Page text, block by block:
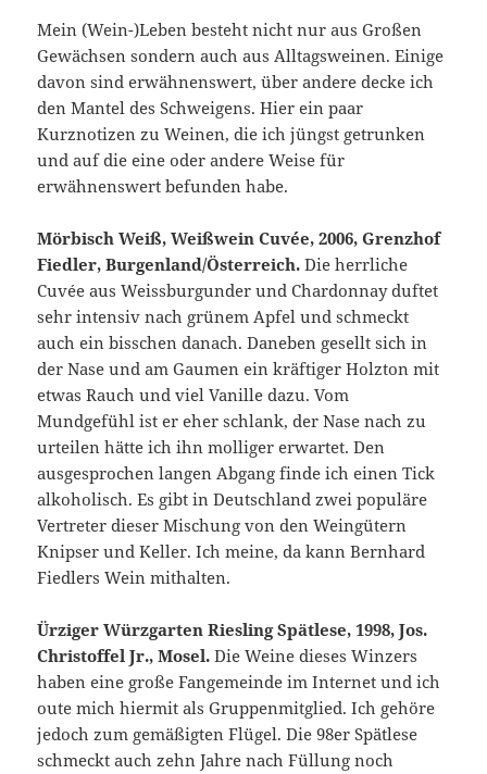
Mein (Wein-)Leben besteht nicht nur aus Großen
Gewächsen sondern auch aus Alltagsweinen. Einige
davon sind erwähnenswert, über andere decke ich
den Mantel des Schweigens. Hier ein paar
Kurznotizen zu Weinen, die ich jüngst getrunken
und auf die eine oder andere Weise für
erwähnenswert befunden habe.
Mörbisch Weiß, Weißwein Cuvée, 2006, Grenzhof
Fiedler, Burgenland/Österreich. Die herrliche
Cuvée aus Weissburgunder und Chardonnay duftet
sehr intensiv nach grünem Apfel und schmeckt
auch ein bisschen danach. Daneben gesellt sich in
der Nase und am Gaumen ein kräftiger Holzton mit
etwas Rauch und viel Vanille dazu. Vom
Mundgefühl ist er eher schlank, der Nase nach zu
urteilen hätte ich ihn molliger erwartet. Den
ausgesprochen langen Abgang finde ich einen Tick
alkoholisch. Es gibt in Deutschland zwei populäre
Vertreter dieser Mischung von den Weingütern
Knipser und Keller. Ich meine, da kann Bernhard
Fiedlers Wein mithalten.
Ürziger Würzgarten Riesling Spätlese, 1998, Jos.
Christoffel Jr., Mosel. Die Weine dieses Winzers
haben eine große Fangemeinde im Internet und ich
oute mich hiermit als Gruppenmitglied. Ich gehöre
jedoch zum gemäßigten Flügel. Die 98er Spätlese
schmeckt auch zehn Jahre nach Füllung noch